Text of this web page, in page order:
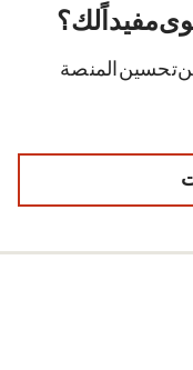
مفيداً لك؟
تحسين المنصة